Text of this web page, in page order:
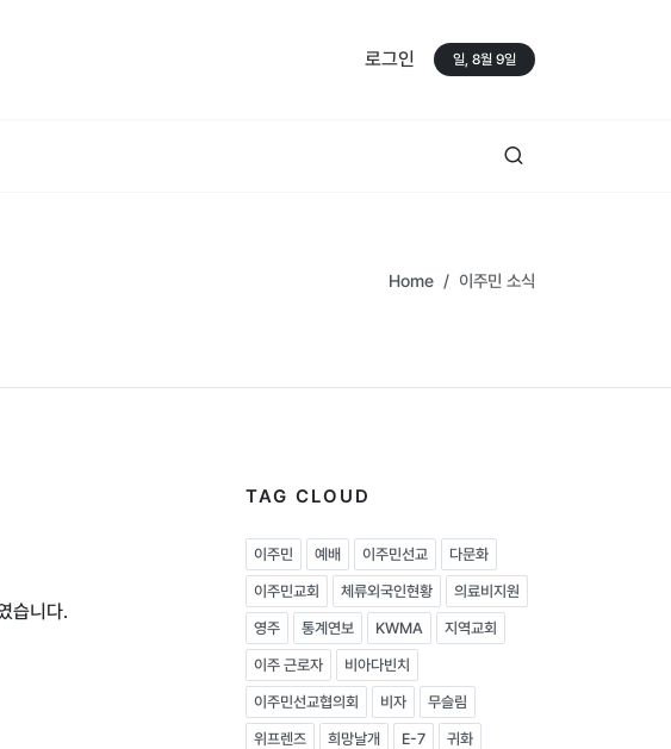
로그인 일, 8월 9일
Home 이주민 소식
습니다.
TAG CLOUD
이주민 예배 이주민선교 다문화
이주민교회 체류외국인현황 의료비지원
영주 통계연보 KWMA 지역교회
이주 근로자 비아다빈치
이주민선교협의회 비자 무슬림
위프렌즈 희망날개 E-7 귀화